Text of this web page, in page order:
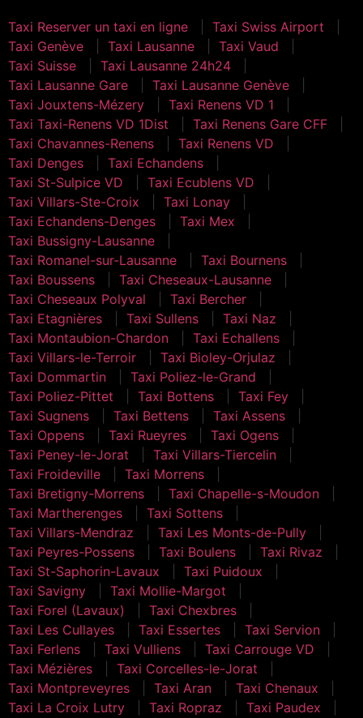
Taxi Reserver un taxi en ligne
Taxi Swiss Airport
Taxi Genève
Taxi Lausanne
Taxi Vaud
Taxi Suisse
Taxi Lausanne 24h24
Taxi Lausanne Gare
Taxi Lausanne Genève
Taxi Jouxtens-Mézery
Taxi Renens VD 1
Taxi Taxi-Renens VD 1Dist
Taxi Renens Gare CFF
Taxi Chavannes-Renens
Taxi Renens VD
Taxi Denges
Taxi Echandens
Taxi St-Sulpice VD
Taxi Ecublens VD
Taxi Villars-Ste-Croix
Taxi Lonay
Taxi Echandens-Denges
Taxi Mex
Taxi Bussigny-Lausanne
Taxi Romanel-sur-Lausanne
Taxi Bournens
Taxi Boussens
Taxi Cheseaux-Lausanne
Taxi Cheseaux Polyval
Taxi Bercher
Taxi Etagnières
Taxi Sullens
Taxi Naz
Taxi Montaubion-Chardon
Taxi Echallens
Taxi Villars-le-Terroir
Taxi Bioley-Orjulaz
Taxi Dommartin
Taxi Poliez-le-Grand
Taxi Poliez-Pittet
Taxi Bottens
Taxi Fey
Taxi Sugnens
Taxi Bettens
Taxi Assens
Taxi Oppens
Taxi Rueyres
Taxi Ogens
Taxi Peney-le-Jorat
Taxi Villars-Tiercelin
Taxi Froideville
Taxi Morrens
Taxi Bretigny-Morrens
Taxi Chapelle-s-Moudon
Taxi Martherenges
Taxi Sottens
Taxi Villars-Mendraz
Taxi Les Monts-de-Pully
Taxi Peyres-Possens
Taxi Boulens
Taxi Rivaz
Taxi St-Saphorin-Lavaux
Taxi Puidoux
Taxi Savigny
Taxi Mollie-Margot
Taxi Forel (Lavaux)
Taxi Chexbres
Taxi Les Cullayes
Taxi Essertes
Taxi Servion
Taxi Ferlens
Taxi Vulliens
Taxi Carrouge VD
Taxi Mézières
Taxi Corcelles-le-Jorat
Taxi Montpreveyres
Taxi Aran
Taxi Chenaux
Taxi La Croix Lutry
Taxi Ropraz
Taxi Paudex